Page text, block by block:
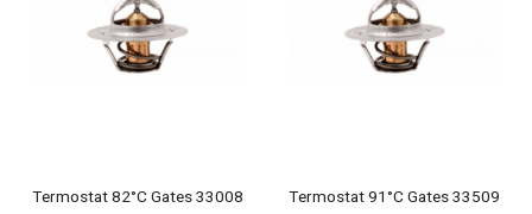
Termostat 82°C Gates 33008 Termostat 91°C Gates 33509